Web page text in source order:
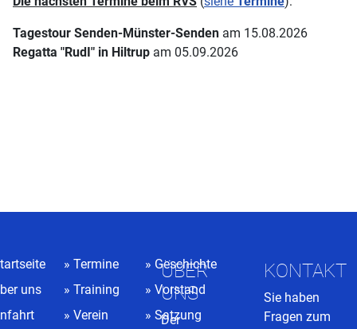
Tagestour Senden-Münster-Senden am 15.08.2026
Regatta "RudI" in Hiltrup am 05.09.2026
uns
Termine
Training
Verein
Geschichte
Vorstand
Satzung
ÜBER
UNS
Der
KONTAKT
Sie haben
Fragen zum